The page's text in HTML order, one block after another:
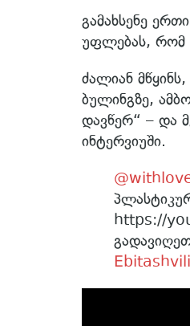
გამახსენე
უფლებას, რომ
ძალიან
ბულინგზე,
დავწერ“ – და
ინტერვიუში.
https://
Ebitashvili